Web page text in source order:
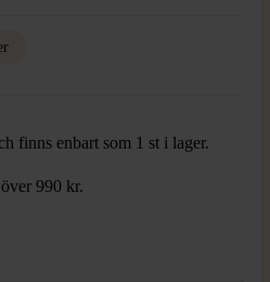
finns enbart som 1 st i lager.
990 kr.